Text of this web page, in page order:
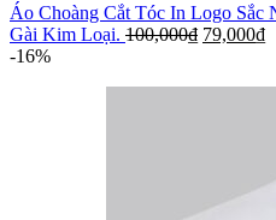
Áo Choàng Cắt Tóc In Logo
Gài Kim Loại. 100,000₫ 79,000₫
-16%